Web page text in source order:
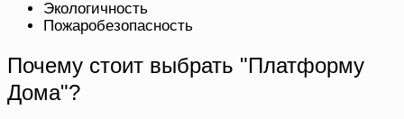
Экологичность
Пожаробезопасность
Почему стоит выбрать "Платформу
Дома"?